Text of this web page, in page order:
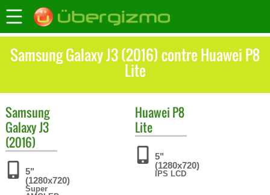
Samsung Galaxy J3 (2016) contre Huawei P8
Lite
Samsung
Galaxy J3
(2016)
5"
(1280x720)
Super
Huawei P8
Lite
5"
(1280x720)
IPS LCD